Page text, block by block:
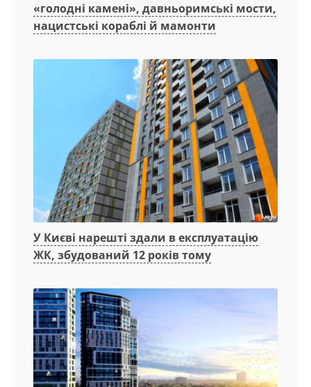
«голодні камені», давньоримські мости,
нацистські кораблі й мамонти
У Києві нарешті здали в експлуатацію
ЖК, збудований 12 років тому